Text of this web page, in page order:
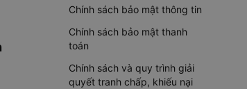
Chính sách bảo mật thông tin
Chính sách bảo mật thanh
toán
Chính sách và quy trình giải
quyết tranh chấp, khiếu nại